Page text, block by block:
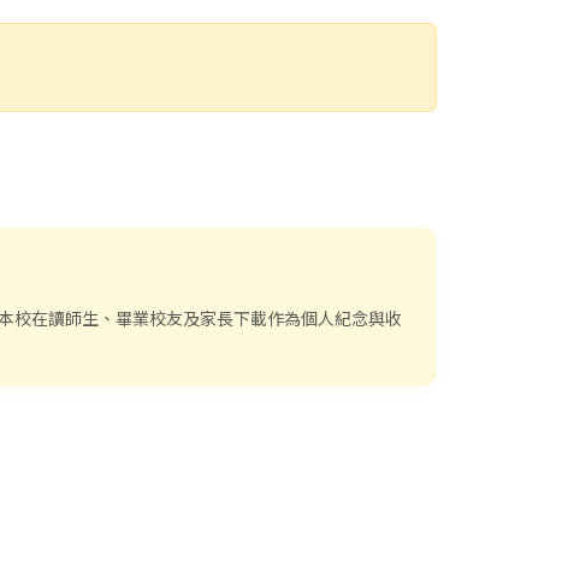
校在讀師生、畢業校友及家長下載作為個人紀念與收